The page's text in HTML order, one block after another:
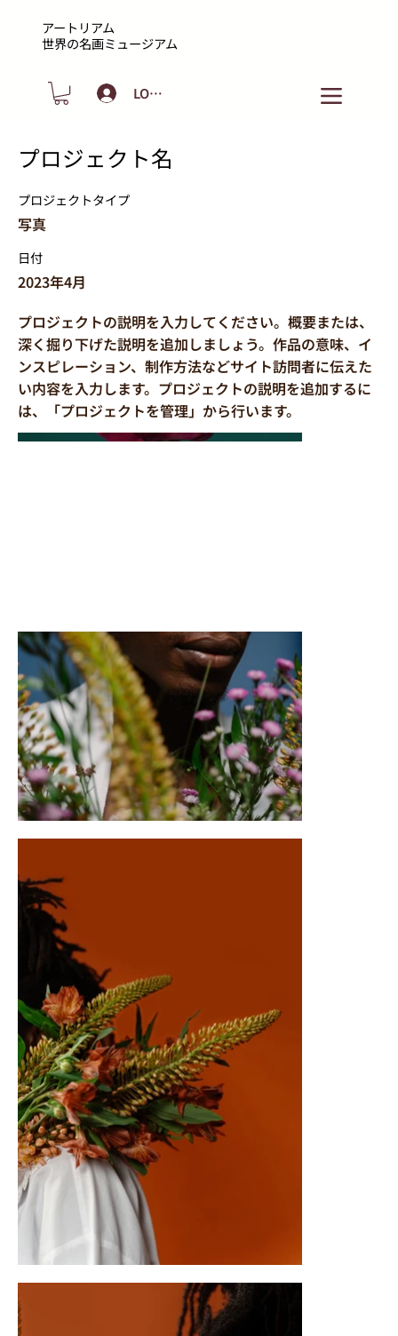
アートリアム
​世界の名画ミュージアム
LOGIN
プロジェクト名
プロジェクトタイプ
写真
日付
2023年4月
プロジェクトの説明を入力してください。概要または、
深く掘り下げた説明を追加しましょう。作品の意味、イ
ンスピレーション、制作方法などサイト訪問者に伝えた
い内容を入力します。プロジェクトの説明を追加するに
は、「プロジェクトを管理」から行います。